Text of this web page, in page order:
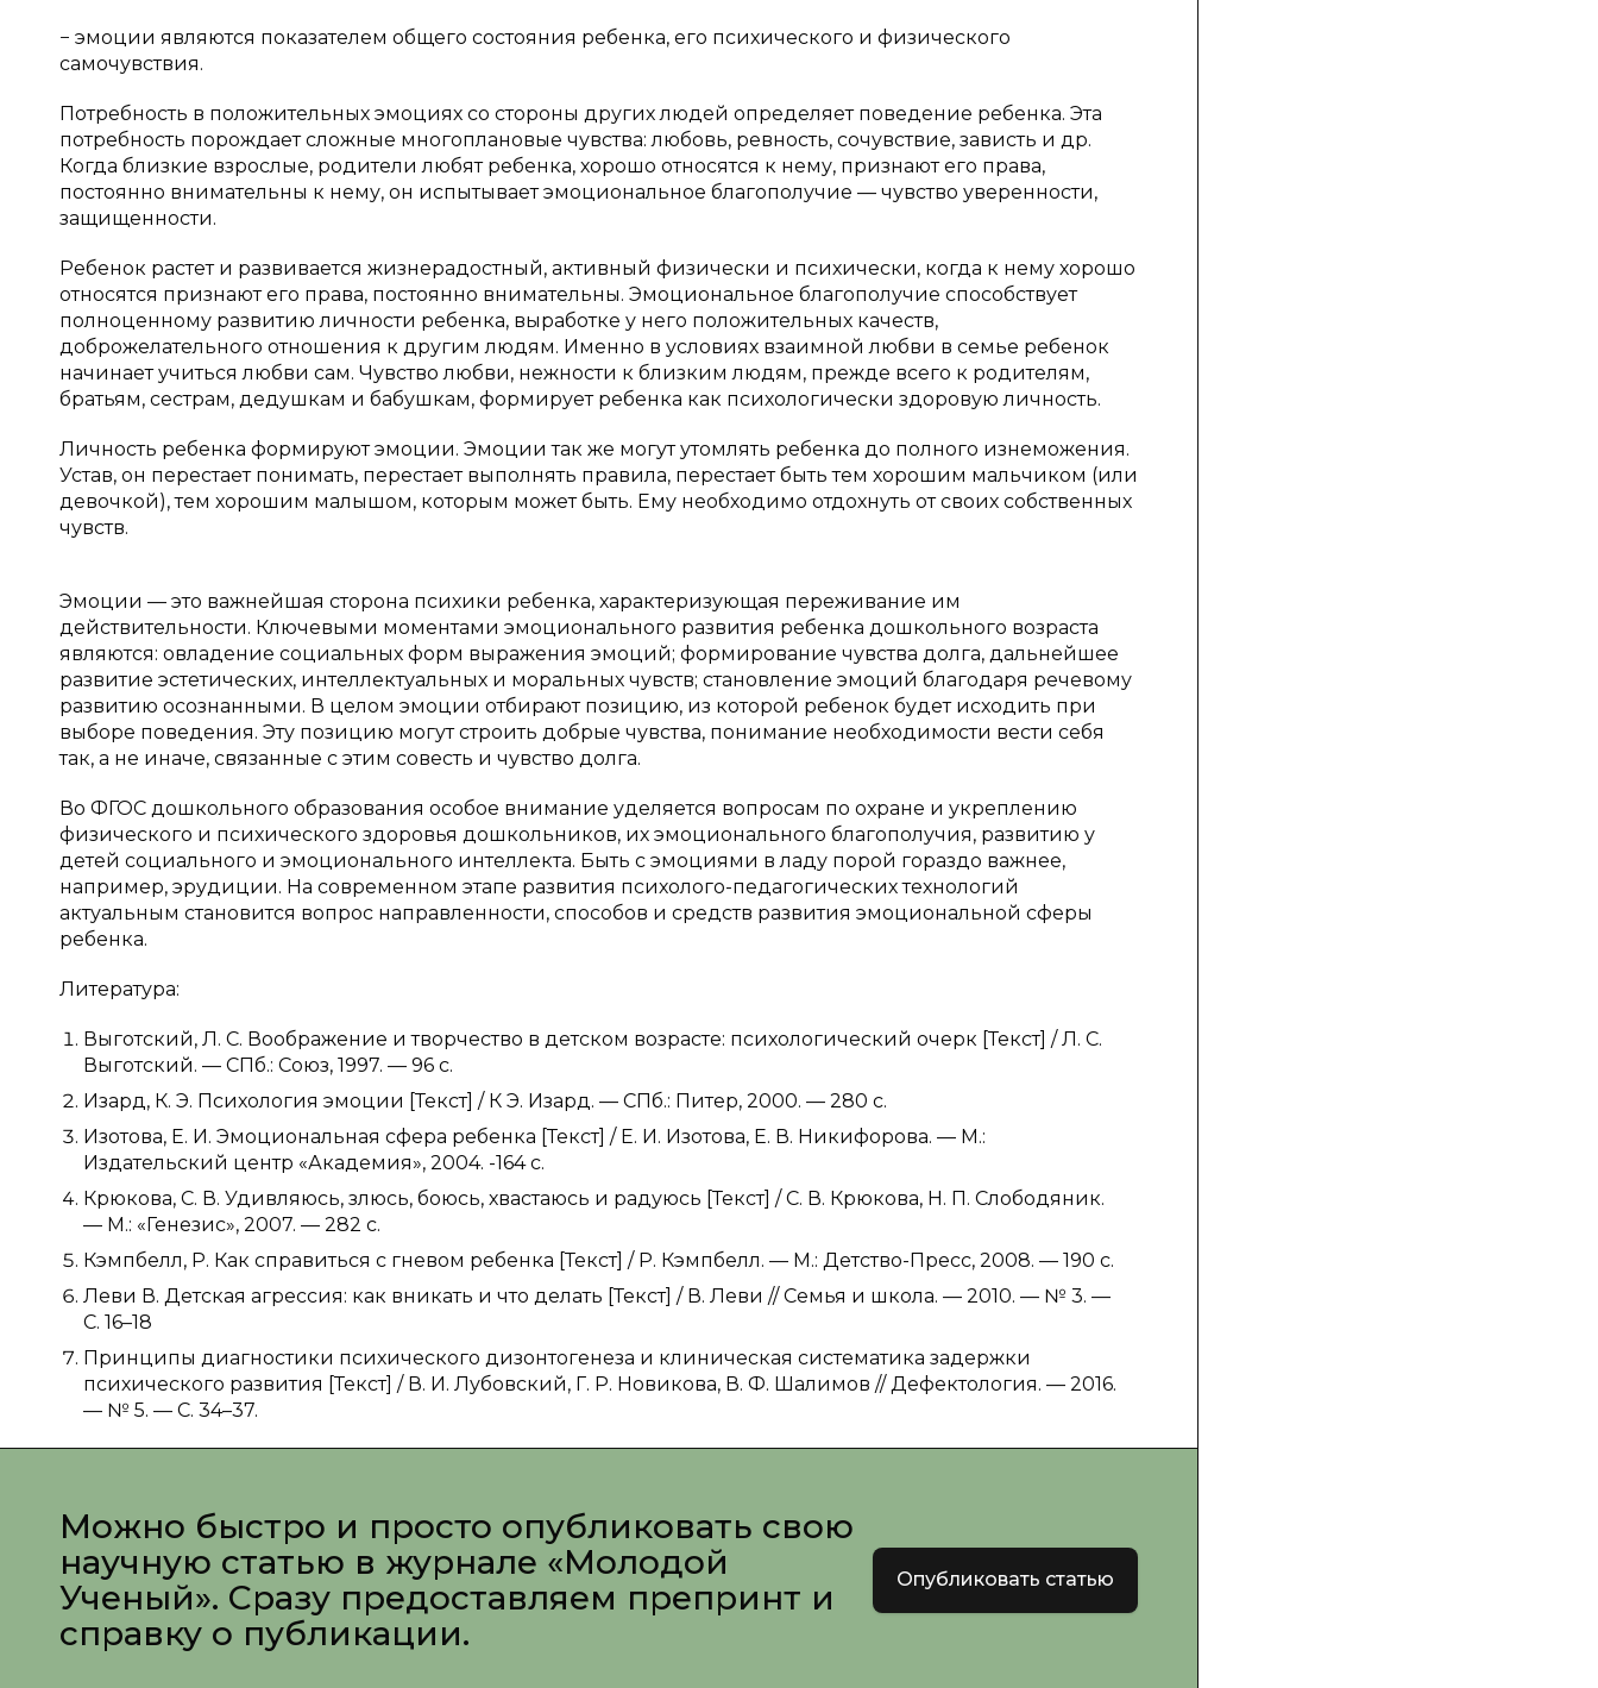
− эмоции являются показателем общего состояния ребенка, его психического и физического
самочувствия.
Потребность в положительных эмоциях со стороны других людей определяет поведение ребенка. Эта
потребность порождает сложные многоплановые чувства: любовь, ревность, сочувствие, зависть и др.
Когда близкие взрослые, родители любят ребенка, хорошо относятся к нему, признают его права,
постоянно внимательны к нему, он испытывает эмоциональное благополучие — чувство уверенности,
защищенности.
Ребенок растет и развивается жизнерадостный, активный физически и психически, когда к нему хорошо
относятся признают его права, постоянно внимательны. Эмоциональное благополучие способствует
полноценному развитию личности ребенка, выработке у него положительных качеств,
доброжелательного отношения к другим людям. Именно в условиях взаимной любви в семье ребенок
начинает учиться любви сам. Чувство любви, нежности к близким людям, прежде всего к родителям,
братьям, сестрам, дедушкам и бабушкам, формирует ребенка как психологически здоровую личность.
Личность ребенка формируют эмоции. Эмоции так же могут утомлять ребенка до полного изнеможения.
Устав, он перестает понимать, перестает выполнять правила, перестает быть тем хорошим мальчиком (или
девочкой), тем хорошим малышом, которым может быть. Ему необходимо отдохнуть от своих собственных
чувств.
Эмоции — это важнейшая сторона психики ребенка, характеризующая переживание им
действительности. Ключевыми моментами эмоционального развития ребенка дошкольного возраста
являются: овладение социальных форм выражения эмоций; формирование чувства долга, дальнейшее
развитие эстетических, интеллектуальных и моральных чувств; становление эмоций благодаря речевому
развитию осознанными. В целом эмоции отбирают позицию, из которой ребенок будет исходить при
выборе поведения. Эту позицию могут строить добрые чувства, понимание необходимости вести себя
так, а не иначе, связанные с этим совесть и чувство долга.
Во ФГОС дошкольного образования особое внимание уделяется вопросам по охране и укреплению
физического и психического здоровья дошкольников, их эмоционального благополучия, развитию у
детей социального и эмоционального интеллекта. Быть с эмоциями в ладу порой гораздо важнее,
например, эрудиции. На современном этапе развития психолого-педагогических технологий
актуальным становится вопрос направленности, способов и средств развития эмоциональной сферы
ребенка.
Литература:
Выготский, Л. С. Воображение и творчество в детском возрасте: психологический очерк [Текст] / Л. С.
Выготский. — СПб.: Союз, 1997. — 96 с.
Изард, К. Э. Психология эмоции [Текст] / К Э. Изард. — СПб.: Питер, 2000. — 280 с.
Изотова, Е. И. Эмоциональная сфера ребенка [Текст] / Е. И. Изотова, Е. В. Никифорова. — М.:
Издательский центр «Академия», 2004. -164 с.
Крюкова, С. В. Удивляюсь, злюсь, боюсь, хвастаюсь и радуюсь [Текст] / С. В. Крюкова, Н. П. Слободяник.
— М.: «Генезис», 2007. — 282 с.
Кэмпбелл, Р. Как справиться с гневом ребенка [Текст] / Р. Кэмпбелл. — М.: Детство-Пресс, 2008. — 190 с.
Леви В. Детская агрессия: как вникать и что делать [Текст] / В. Леви // Семья и школа. — 2010. — № 3. —
С. 16–18
Принципы диагностики психического дизонтогенеза и клиническая систематика задержки
психического развития [Текст] / В. И. Лубовский, Г. Р. Новикова, В. Ф. Шалимов // Дефектология. — 2016.
— № 5. — С. 34–37.
Можно быстро и просто опубликовать свою
научную статью в журнале «Молодой
Ученый». Сразу предоставляем препринт и
справку о публикации.
Опубликовать статью